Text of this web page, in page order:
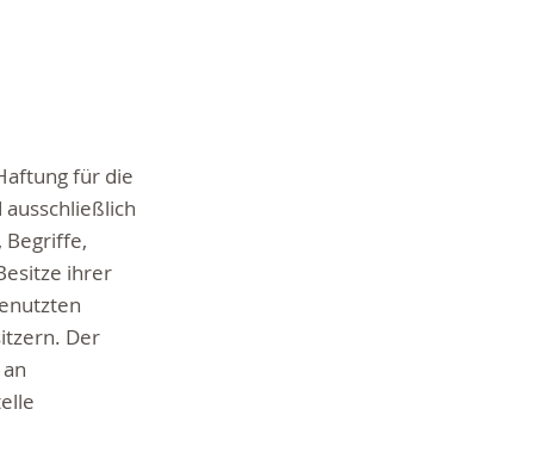
für die
Begriffe,
ihrer
Der